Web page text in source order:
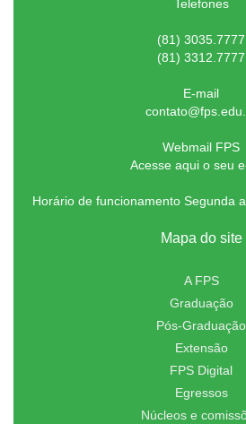
Telefones
(81) 3035.7777
(81) 3312.7777
E-mail
Webmail FPS
Acesse aqui o seu
Horário de funcionamento Segunda
Mapa do site
A FPS
Graduação
Pós-Graduação
Extensão
FPS Digital
Egressos
Núcleos e